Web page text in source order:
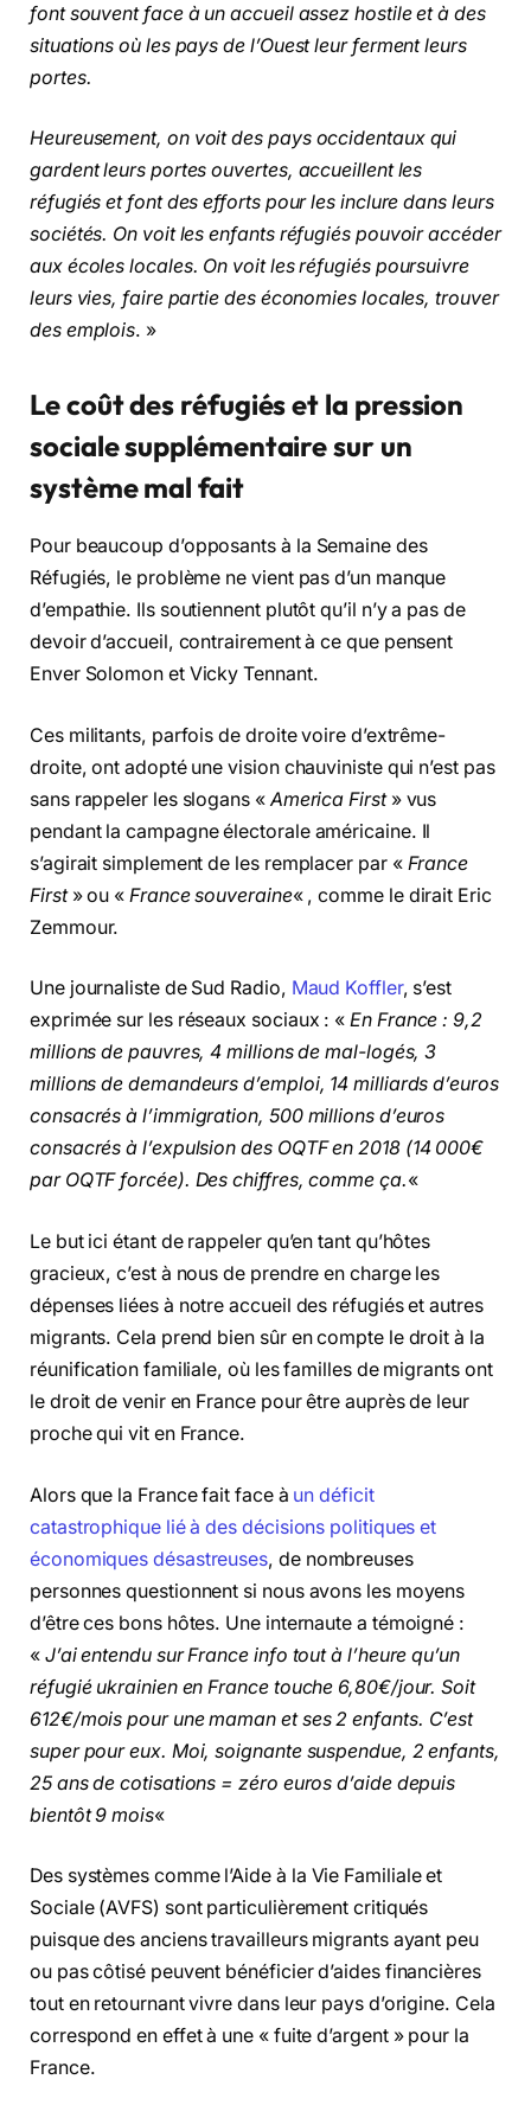
font souvent face à un accueil assez hostile et à des
situations où les pays de l’Ouest leur ferment leurs
portes.
Heureusement, on voit des pays occidentaux qui
gardent leurs portes ouvertes, accueillent les
réfugiés et font des efforts pour les inclure dans leurs
sociétés. On voit les enfants réfugiés pouvoir accéder
aux écoles locales. On voit les réfugiés poursuivre
leurs vies, faire partie des économies locales, trouver
des emplois. »
Le coût des réfugiés et la pression
sociale supplémentaire sur un
système mal fait
Pour beaucoup d’opposants à la Semaine des
Réfugiés, le problème ne vient pas d’un manque
d’empathie. Ils soutiennent plutôt qu’il n’y a pas de
devoir d’accueil, contrairement à ce que pensent
Enver Solomon et Vicky Tennant.
Ces militants, parfois de droite voire d’extrême-
droite, ont adopté une vision chauviniste qui n’est pas
sans rappeler les slogans « America First» vus
pendant la campagne électorale américaine. Il
s’agirait simplement de les remplacer par « France
First» ou « France souveraine« , comme le dirait Eric
Zemmour.
Une journaliste de Sud Radio, Maud Koffler, s’est
exprimée sur les réseaux sociaux : «En France : 9,2
millions de pauvres, 4 millions de mal-logés, 3
millions de demandeurs d’emploi, 14 milliards d’euros
consacrés à l’immigration, 500 millions d’euros
consacrés à l’expulsion des OQTF en 2018 (14 000€
par OQTF forcée). Des chiffres, comme ça.«
Le but ici étant de rappeler qu’en tant qu’hôtes
gracieux, c’est à nous de prendre en charge les
dépenses liées à notre accueil des réfugiés et autres
migrants. Cela prend bien sûr en compte le droit à la
réunification familiale, où les familles de migrants ont
le droit de venir en France pour être auprès de leur
proche qui vit en France.
Alors que la France fait face à un déficit
catastrophique lié à des décisions politiques et
économiques désastreuses, de nombreuses
personnes questionnent si nous avons les moyens
d’être ces bons hôtes. Une internaute a témoigné :
« J’ai entendu sur France info tout à l’heure qu’un
réfugié ukrainien en France touche 6,80€/jour. Soit
612€/mois pour une maman et ses 2 enfants. C’est
super pour eux. Moi, soignante suspendue, 2 enfants,
25 ans de cotisations = zéro euros d’aide depuis
bientôt 9 mois«
Des systèmes comme l’Aide à la Vie Familiale et
Sociale (AVFS) sont particulièrement critiqués
puisque des anciens travailleurs migrants ayant peu
ou pas côtisé peuvent bénéficier d’aides financières
tout en retournant vivre dans leur pays d’origine. Cela
correspond en effet à une « fuite d’argent » pour la
France.